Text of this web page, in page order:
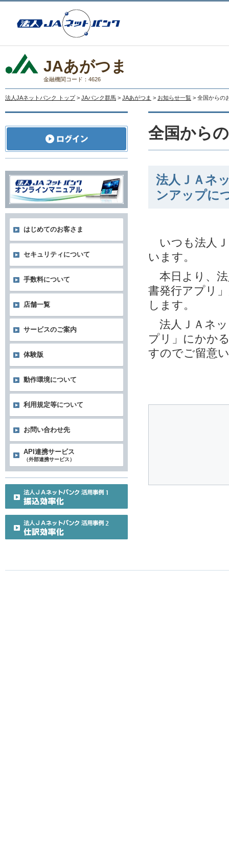
JAあがつま
金融機関コード：4626
法人JAネットバンク トップ > JAバンク群馬 > JAあがつま > お知らせ一覧 > 全国からの
全国から
法人ＪＡネ
ンアップに
いつも法人
います。
本日より、法
書発行アプリ
します。
法人ＪＡネッ
プリ」にかか
すのでご留意
はじめてのお客さま
セキュリティについて
手数料について
店舗一覧
サービスのご案内
体験版
動作環境について
利用規定等について
お問い合わせ先
API連携サービス
（外部連携サービス）